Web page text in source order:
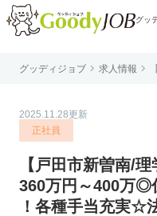
グッ
は
個人
グッディジョブ  求人情報 
2025.11.28更新
正社員
【戸田市新曽南/
360万円～400万◎
！各種手当充実☆